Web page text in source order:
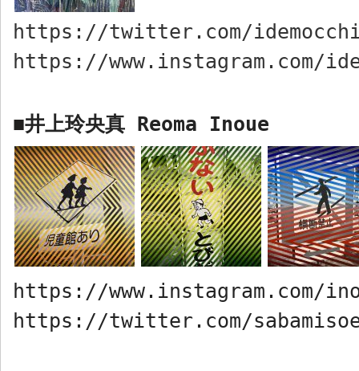
https://twitter.com/
https://www.instagram.com/
■井上玲央真 Reoma Inoue
https://www.instagram.com/
https://twitter.com/